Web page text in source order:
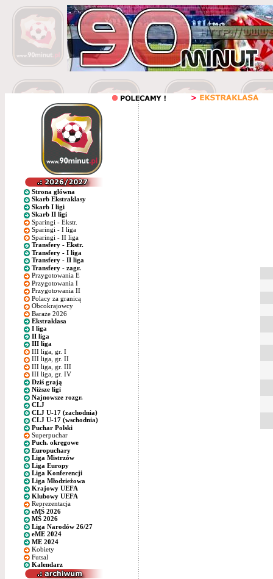
Strona główna
Skarb Ekstraklasy
Skarb I ligi
Skarb II ligi
Sparingi - Ekstr.
Sparingi - I liga
Sparingi - II liga
Transfery - Ekstr.
Transfery - I liga
Transfery - II liga
Transfery - zagr.
Przygotowania E
Przygotowania I
Przygotowania II
Polacy za granicą
Obcokrajowcy
Baraże 2026
Ekstraklasa
I liga
II liga
III liga
III liga, gr. I
III liga, gr. II
III liga, gr. III
III liga, gr. IV
Dziś grają
Niższe ligi
Najnowsze rozgr.
CLJ
CLJ U-17 (zachodnia)
CLJ U-17 (wschodnia)
Puchar Polski
Superpuchar
Puch. okręgowe
Europuchary
Liga Mistrzów
Liga Europy
Liga Konferencji
Liga Młodzieżowa
Krajowy UEFA
Klubowy UEFA
Reprezentacja
eMŚ 2026
MŚ 2026
Liga Narodów 26/27
eME 2024
ME 2024
Kobiety
Futsal
Kalendarz